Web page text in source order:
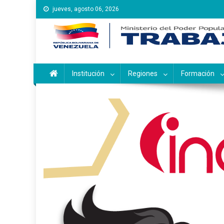
Saltar
al
contenido
jueves, agosto 06, 2026
Instituto Nacional de
Inces
Institución Regiones Formación